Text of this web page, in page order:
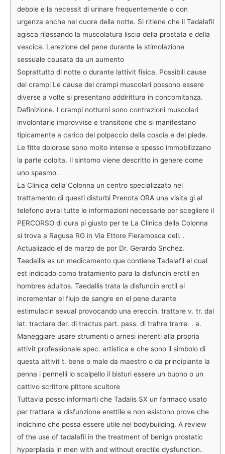
debole e la necessit di urinare frequentemente o con
urgenza anche nel cuore della notte. Si ritiene che il Tadalafil
agisca rilassando la muscolatura liscia della prostata e della
vescica. Lerezione del pene durante la stimolazione
sessuale causata da un aumento
Soprattutto di notte o durante lattivit fisica. Possibili cause
dei crampi Le cause dei crampi muscolari possono essere
diverse a volte si presentano addirittura in concomitanza.
Definizione. I crampi notturni sono contrazioni muscolari
involontarie improvvise e transitorie che si manifestano
tipicamente a carico del polpaccio della coscia e del piede.
Le fitte dolorose sono molto intense e spesso immobilizzano
la parte colpita. Il sintomo viene descritto in genere come
uno spasmo.
La Clinica della Colonna un centro specializzato nel
trattamento di questi disturbi Prenota ORA una visita gi al
telefono avrai tutte le informazioni necessarie per scegliere il
PERCORSO di cura pi giusto per te La Clinica della Colonna
si trova a Ragusa RG in Via Ettore Fieramosca cell. .
Actualizado el de marzo de por Dr. Gerardo Snchez.
Taedallis es un medicamento que contiene Tadalafil el cual
est indicado como tratamiento para la disfuncin erctil en
hombres adultos. Taedallis trata la disfuncin erctil al
incrementar el flujo de sangre en el pene durante
estimulacin sexual provocando una ereccin. trattare v. tr. dal
lat. tractare der. di tractus part. pass. di trahre trarre. . a.
Maneggiare usare strumenti o arnesi inerenti alla propria
attivit professionale spec. artistica e che sono il simbolo di
questa attivit t. bene o male da maestro o da principiante la
penna i pennelli lo scalpello il bisturi essere un buono o un
cattivo scrittore pittore scultore
Tuttavia posso informarti che Tadalis SX un farmaco usato
per trattare la disfunzione erettile e non esistono prove che
indichino che possa essere utile nel bodybuilding. A review
of the use of tadalafil in the treatment of benign prostatic
hyperplasia in men with and without erectile dysfunction.